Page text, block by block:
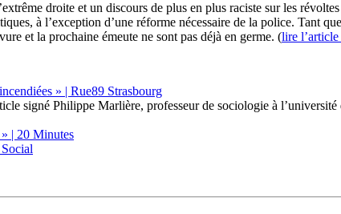
droite et un discours de plus en plus raciste sur les
à l’exception d’une réforme nécessaire de la police. Tant
et la prochaine émeute ne sont pas déjà en germe. (lire
» | Rue89 Strasbourg
signé Philippe Marlière, professeur de sociologie à
| 20 Minutes